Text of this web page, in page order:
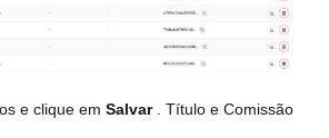
e clique em Salvar. Título e Comissão